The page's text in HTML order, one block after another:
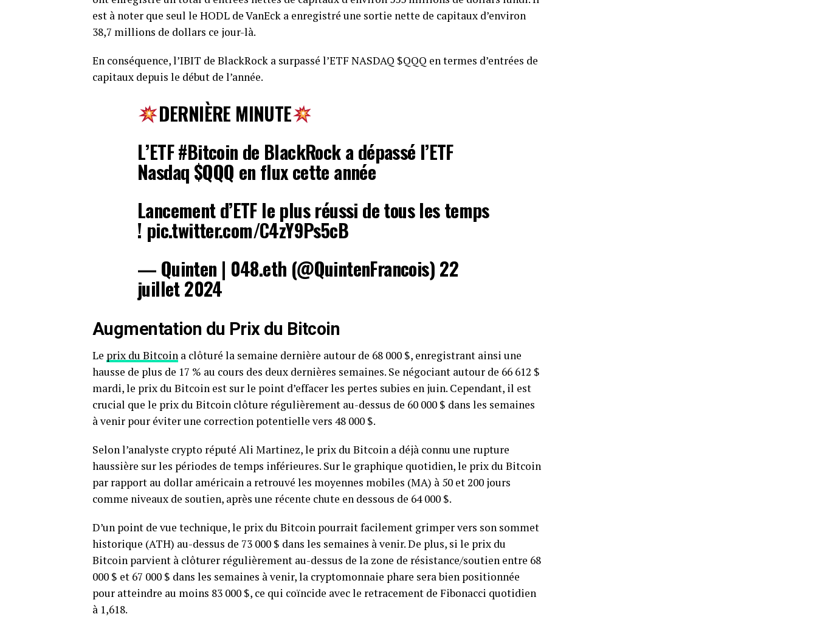
est à noter que seul le HODL de VanEck a enregistré une sortie nette de capitaux d’environ
38,7 millions de dollars ce jour-là.
En conséquence, l’IBIT de BlackRock a surpassé l’ETF NASDAQ $QQQ en termes d’entrées de
capitaux depuis le début de l’année.
DERNIÈRE MINUTE
L’ETF #Bitcoin de BlackRock a dépassé l’ETF
Nasdaq $QQQ en flux cette année
Lancement d’ETF le plus réussi de tous les temps
! pic.twitter.com/C4zY9Ps5cB
— Quinten | 048.eth (@QuintenFrancois) 22
juillet 2024
Augmentation du Prix du Bitcoin
Le prix du Bitcoin a clôturé la semaine dernière autour de 68 000 $, enregistrant ainsi une
hausse de plus de 17 % au cours des deux dernières semaines. Se négociant autour de 66 612 $
mardi, le prix du Bitcoin est sur le point d’effacer les pertes subies en juin. Cependant, il est
crucial que le prix du Bitcoin clôture régulièrement au-dessus de 60 000 $ dans les semaines
à venir pour éviter une correction potentielle vers 48 000 $.
Selon l’analyste crypto réputé Ali Martinez, le prix du Bitcoin a déjà connu une rupture
haussière sur les périodes de temps inférieures. Sur le graphique quotidien, le prix du Bitcoin
par rapport au dollar américain a retrouvé les moyennes mobiles (MA) à 50 et 200 jours
comme niveaux de soutien, après une récente chute en dessous de 64 000 $.
D’un point de vue technique, le prix du Bitcoin pourrait facilement grimper vers son sommet
historique (ATH) au-dessus de 73 000 $ dans les semaines à venir. De plus, si le prix du
Bitcoin parvient à clôturer régulièrement au-dessus de la zone de résistance/soutien entre 68
000 $ et 67 000 $ dans les semaines à venir, la cryptomonnaie phare sera bien positionnée
pour atteindre au moins 83 000 $, ce qui coïncide avec le retracement de Fibonacci quotidien
à 1,618.